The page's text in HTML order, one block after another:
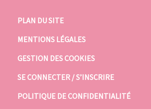
PLAN DU SITE
MENTIONS LÉGALES
GESTION DES COOKIES
SE CONNECTER / S’INSCRIRE
POLITIQUE DE CONFIDENTIALITÉ